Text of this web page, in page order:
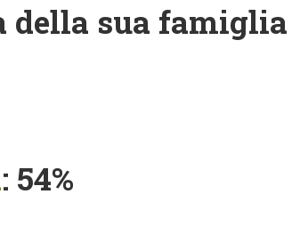
della sua famiglia
: 54%